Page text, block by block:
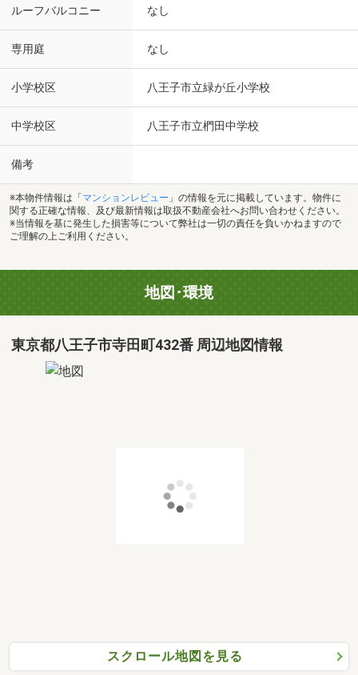
ルーフバルコニー なし
専用庭 なし
小学校区 八王子市立緑が丘小学校
中学校区 八王子市立椚田中学校
備考
※本物件情報は「 マンションレビュー 」の情報を元に掲載しています。物件に
関する正確な情報、及び最新情報は取扱不動産会社へお問い合わせください。
※当情報を基に発生した損害等について弊社は一切の責任を負いかねますので
ご理解の上ご利用ください。
地図･環境
東京都八王子市寺田町432番 周辺地図情報
スクロール地図を見る